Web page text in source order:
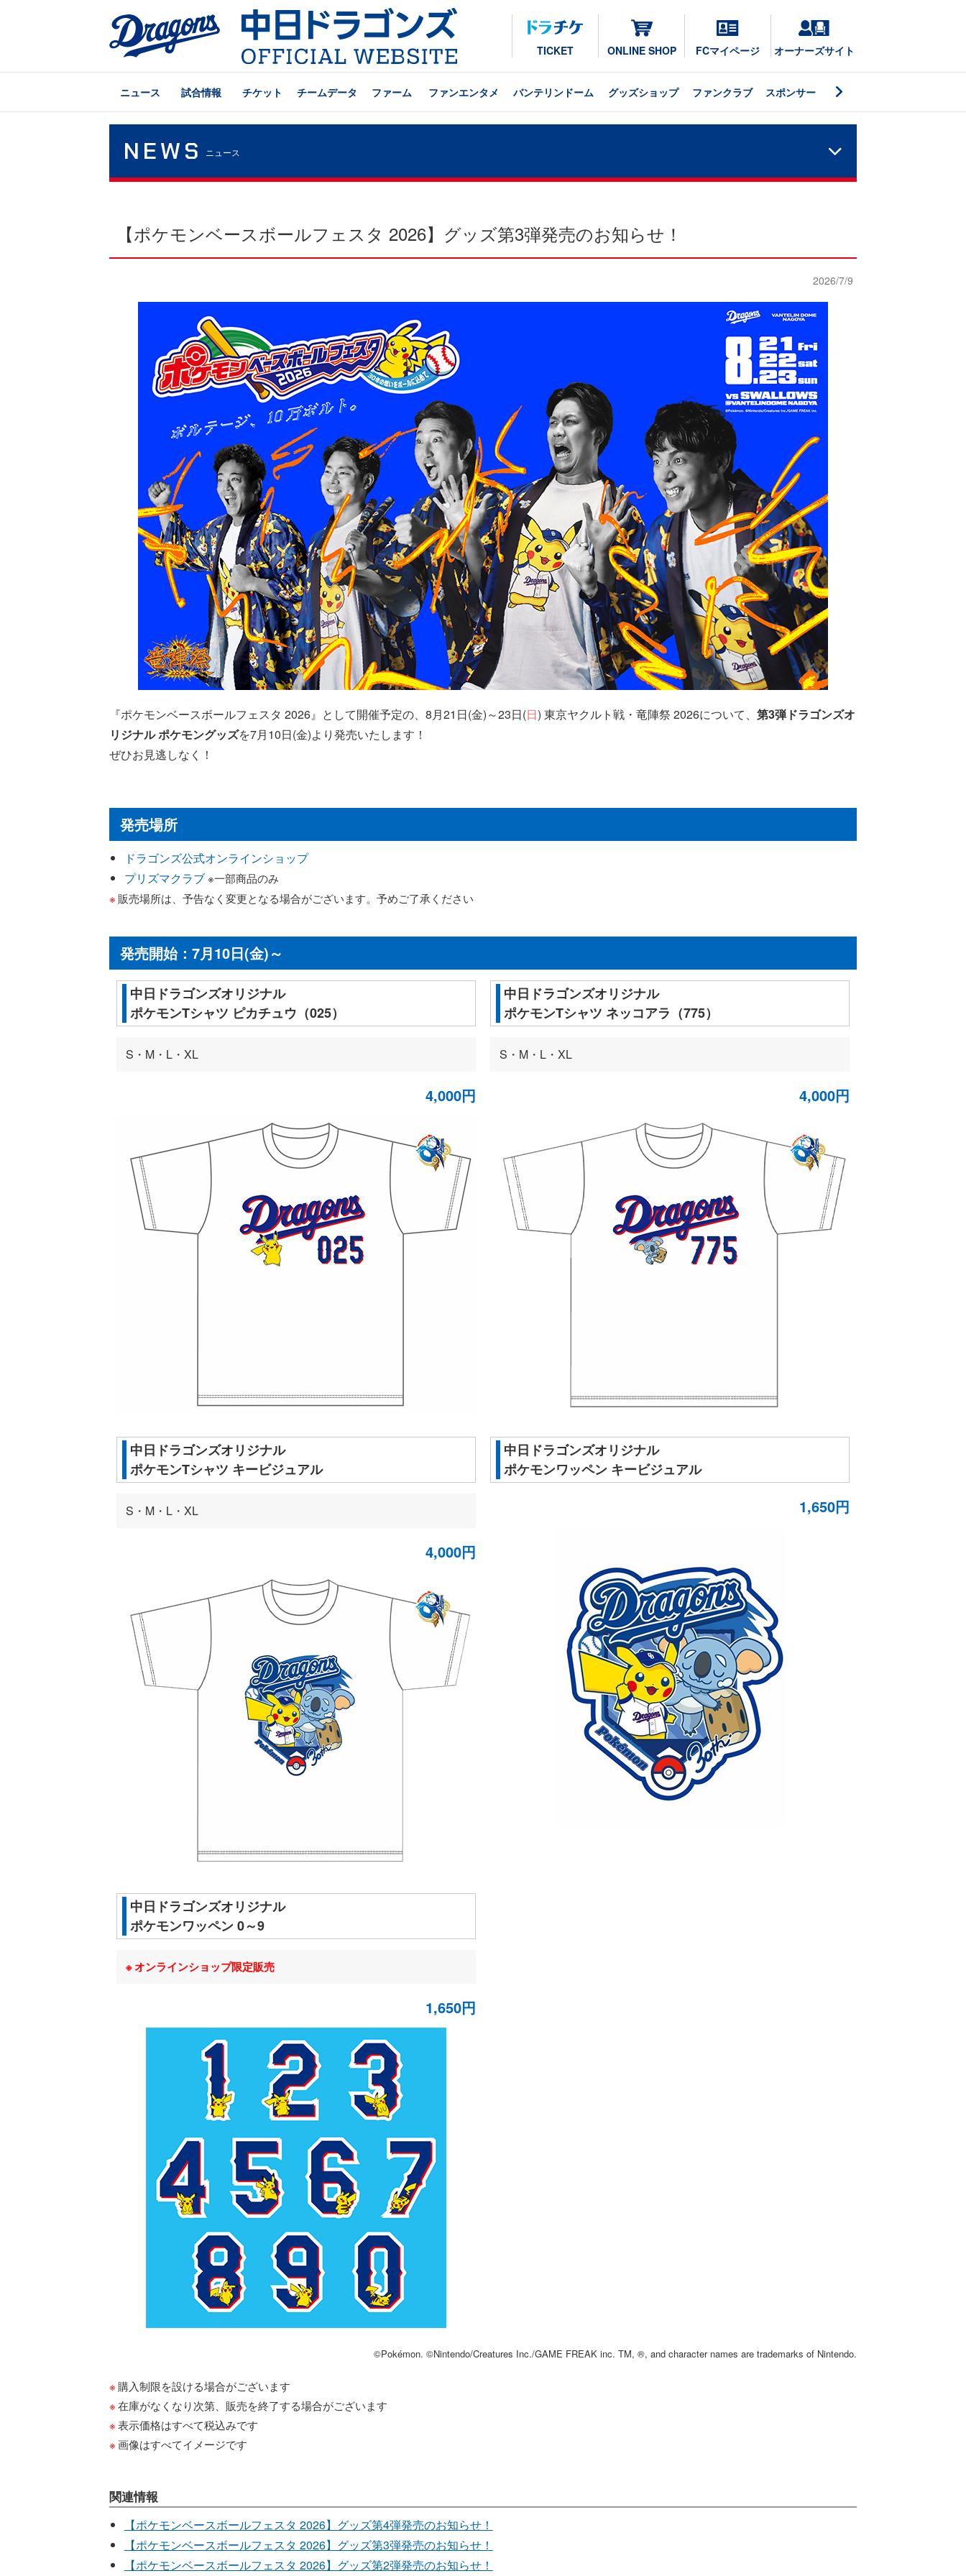
TICKET ONLINE SHOP FCマイページ オーナーズサイト
ニュース 試合情報 チケット チームデータ ファーム ファンエンタメ バンテリンドーム グッズショップ ファンクラブ スポンサー
NEWS ニュース
【ポケモンベースボールフェスタ 2026】グッズ第3弾発売のお知らせ！
2026/7/9
『ポケモンベースボールフェスタ 2026』として開催予定の、8月21日(金)～23日(日) 東京ヤクルト戦・竜陣祭 2026について、 第3弾ドラゴンズオ
リジナル ポケモングッズを7月10日(金)より発売いたします！
ぜひお見逃しなく！
発売場所
ドラゴンズ公式オンラインショップ
プリズマクラブ ※一部商品のみ
販売場所は、予告なく変更となる場合がございます。予めご了承ください
発売開始：7月10日(金)～
中日ドラゴンズオリジナル
ポケモンTシャツ ピカチュウ（025）
S・M・L・XL
4,000円
中日ドラゴンズオリジナル
ポケモンTシャツ ネッコアラ（775）
S・M・L・XL
4,000円
中日ドラゴンズオリジナル
ポケモンTシャツ キービジュアル
S・M・L・XL
4,000円
中日ドラゴンズオリジナル
ポケモンワッペン キービジュアル
1,650円
中日ドラゴンズオリジナル
ポケモンワッペン 0～9
オンラインショップ限定販売
1,650円
©Pokémon. ©Nintendo/Creatures Inc./GAME FREAK inc. TM, ®, and character names are trademarks of Nintendo.
購入制限を設ける場合がございます
在庫がなくなり次第、販売を終了する場合がございます
表示価格はすべて税込みです
画像はすべてイメージです
関連情報
【ポケモンベースボールフェスタ 2026】グッズ第4弾発売のお知らせ！
【ポケモンベースボールフェスタ 2026】グッズ第3弾発売のお知らせ！
【ポケモンベースボールフェスタ 2026】グッズ第2弾発売のお知らせ！